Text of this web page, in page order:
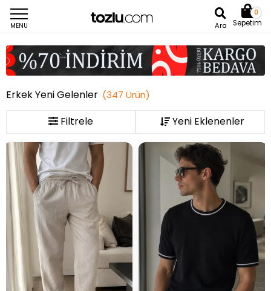
MENU Ara
0
Sepetim
Erkek Yeni Gelenler (347 Ürün)
Filtrele